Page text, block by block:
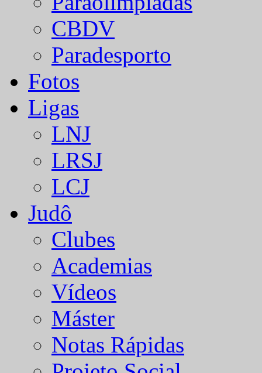
CBDV
Paradesporto
Fotos
Ligas
LNJ
LRSJ
LCJ
Judô
Clubes
Academias
Vídeos
Máster
Notas Rápidas